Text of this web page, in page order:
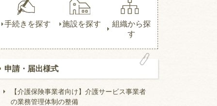
手続きを探す 施設を探す
組織から探
す
申請・届出様式
【介護保険事業者向け】介護サービス事業者
の業務管理体制の整備